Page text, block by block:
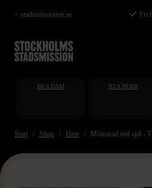
Hoppa
till
huvudinnehåll
< stadsmissionen.se Fri
REA DAM REA HERR
Start Shop Herr Mönstrad röd sjal -